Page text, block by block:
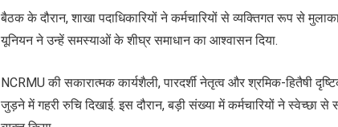
बैठक के दौरान, शाखा पदाधिकारियों ने कर्मचारियों से व्यक्तिगत रूप से
यूनियन ने उन्हें समस्याओं के शीघ्र समाधान का आश्वासन दिया.
NCRMU की सकारात्मक कार्यशैली, पारदर्शी नेतृत्व और श्रमिक-हितैषी
जुड़ने में गहरी रुचि दिखाई. इस दौरान, बड़ी संख्या में कर्मचारियों ने स्वेच्छा